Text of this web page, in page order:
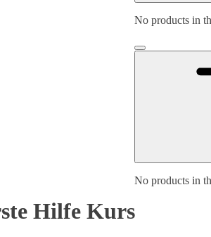
No products in
No products in
Hilfe Kurs